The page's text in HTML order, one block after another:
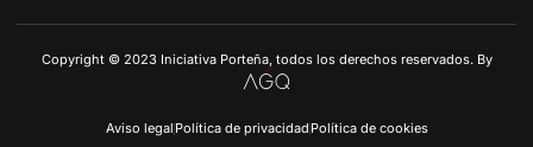
Copyright © 2023 Iniciativa Porteña, todos los derechos reservados. By
Aviso legalPolítica de privacidadPolítica de cookies